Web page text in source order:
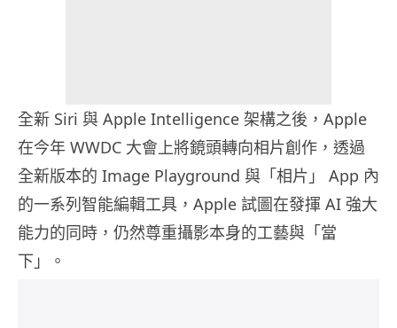
全新 Siri 與 Apple Intelligence 架構之後，Apple
在今年 WWDC 大會上將鏡頭轉向相片創作，透過
全新版本的 Image Playground 與「相片」 App 內
的一系列智能編輯工具，Apple 試圖在發揮 AI 強大
能力的同時，仍然尊重攝影本身的工藝與「當
下」。